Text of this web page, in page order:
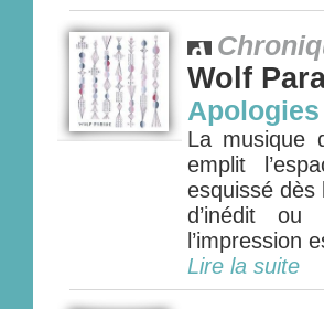
Wolf
La musique
emplit
esquissé dès
d’inédit ou
l’impression
Lire la suite